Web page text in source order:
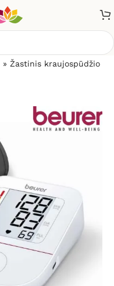
» Žastinis kraujospūdžio